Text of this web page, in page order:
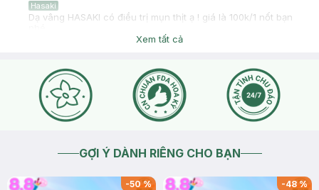
Hasaki
Dạ vâng HASAKI có điều trị mụn thịt ạ ! giá là 100k/1 nốt bạn
Xem tất cả
GỢI Ý DÀNH RIÊNG CHO BẠN
-50% -48%